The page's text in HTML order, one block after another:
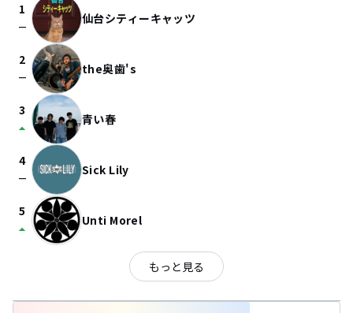
1
check_indeterminate_small 仙台シティーキャッツ
2
check_indeterminate_small the奥歯's
3
arrow_drop_up 青い春
4
check_indeterminate_small Sick Lily
5
arrow_drop_up Unti Morel
もっと見る